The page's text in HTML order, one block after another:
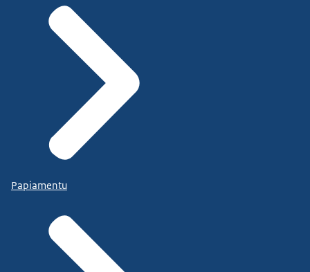
Papiamentu